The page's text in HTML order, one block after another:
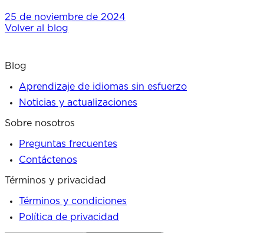
25 de noviembre de 2024
Volver al blog
Blog
Aprendizaje de idiomas sin esfuerzo
Noticias y actualizaciones
Sobre nosotros
Preguntas frecuentes
Contáctenos
Términos y privacidad
Términos y condiciones
Política de privacidad